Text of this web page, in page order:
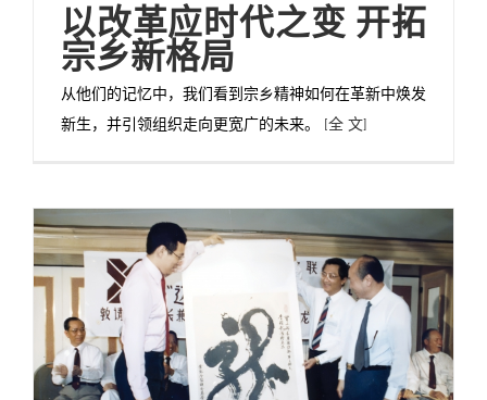
以改革应时代之变 开拓
宗乡新格局
从他们的记忆中，我们看到宗乡精神如何在革新中焕发
新生，并引领组织走向更宽广的未来。 [全 文]